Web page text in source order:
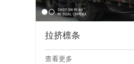
拉挤檩条
查看更多